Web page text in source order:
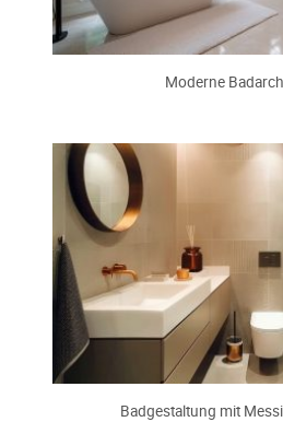
Moderne
Badgestaltung mit